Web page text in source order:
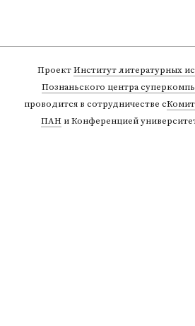
ПроектИнститут литературных
Познаньского центра
проводится в сотрудничестве с
ПАНи Конференцией